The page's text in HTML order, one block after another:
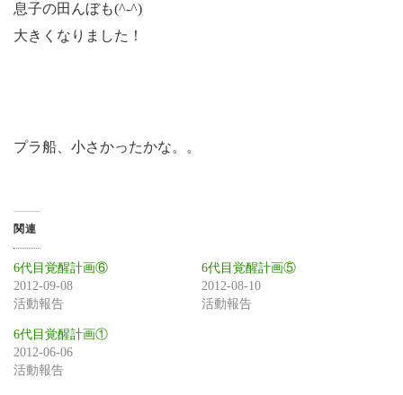
息子の田んぼも(^-^)
大きくなりました！
プラ船、小さかったかな。。
関連
6代目覚醒計画⑥
2012-09-08
活動報告
6代目覚醒計画⑤
2012-08-10
活動報告
6代目覚醒計画①
2012-06-06
活動報告